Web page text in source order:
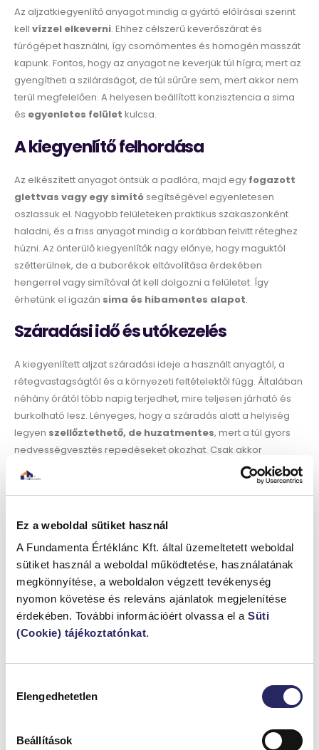
Ez a weboldal sütiket használ
A Fundamenta Értéklánc Kft. által üzemeltetett weboldal
sütiket használ a weboldal működtetése, használatának
megkönnyítése, a weboldalon végzett tevékenység
nyomon követése és releváns ajánlatok megjelenítése
érdekében. További információért olvassa el a Süti
(Cookie) tájékoztatónkat.
kiválasztása
Elengedhetetlen
Beállítások
Az aljzatkiegyenlítő anyagot mindig a gyártó előírásai szerint
kell vízzel elkeverni. Ehhez célszerű keverőszárat és
fúrógépet használni, így csomómentes és homogén masszát
kapunk. Fontos, hogy az anyagot ne keverjük túl hígra, mert az
gyengítheti a szilárdságot, de túl sűrűre sem, mert akkor nem
terül megfelelően. A helyesen beállított konzisztencia a sima
és egyenletes felület kulcsa.
A kiegyenlítő felhordása
Az elkészített anyagot öntsük a padlóra, majd egy fogazott
glettvas vagy egy simító segítségével egyenletesen
oszlassuk el. Nagyobb felületeken praktikus szakaszonként
haladni, és a friss anyagot mindig a korábban felvitt réteghez
húzni. Az önterülő kiegyenlítők nagy előnye, hogy maguktól
szétterülnek, de a buborékok eltávolítása érdekében
hengerrel vagy simítóval át kell dolgozni a felületet. Így
érhetünk el igazán sima és hibamentes alapot.
Száradási idő és utókezelés
A kiegyenlített aljzat száradási ideje a használt anyagtól, a
rétegvastagságtól és a környezeti feltételektől függ. Általában
néhány órától több napig terjedhet, mire teljesen járható és
burkolható lesz. Lényeges, hogy a száradás alatt a helyiség
legyen szellőztethető, de huzatmentes, mert a túl gyors
nedvességvesztés repedéseket okozhat. Csak akkor
kezdhetjük el a burkolást, ha az aljzat teljesen kiszáradt.
Gyakori hibák, amelyeket kerüljünk
Az egyik leggyakoribb hiba a nem megfelelő előkészítés. Ha a
felület nincs kellően tisztítva vagy alapozva, az
aljzatkiegyenlítő felválhat. Szintén gondot okozhat a túl gyors
szárítás, a helytelen keverési arány vagy a rétegvastagság
figyelmen kívül hagyása. Ha ezeket elkerüljük, az eredmény
tartós éshibamentes aljzatlesz.
Az aljzatkiegyenlítés nem csupán előkészítő munkafázis,
hanem a későbbi burkolat minőségének egyik legfontosabb
előkészítés és a pontos kivitelezés biztosítja, hogy hosszú